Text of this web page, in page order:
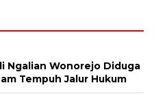
Ngalian Wonorejo Diduga
Tempuh Jalur Hukum